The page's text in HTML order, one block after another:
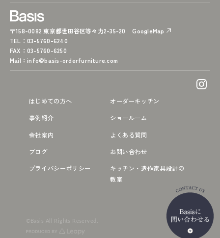
〒158-0082 東京都世田谷区等々力2-35-20
GoogleMap
TEL ：03-5760-6240
FAX ：03-5760-6250
Mail ：info@basis-orderfurniture.com
はじめての方へ
オーダーキッチン
事例紹介
ショールーム
会社案内
よくある質問
ブログ
お問い合わせ
プライバシーポリシー
キッチン・造作家具設計の
教室
©Basis All Rights Reserved.